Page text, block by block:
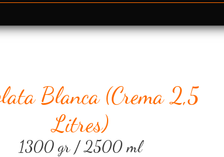
Blanca (crema 2,5
Litres)
1300 gr / 2500 ml